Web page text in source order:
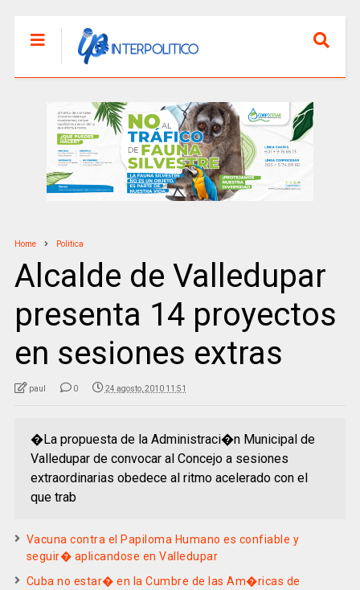
Home Politica
Alcalde de Valledupar
presenta 14 proyectos
en sesiones extras
paul 0 24 agosto, 2010 11:51
�La propuesta de la Administraci�n Municipal de
Valledupar de convocar al Concejo a sesiones
extraordinarias obedece al ritmo acelerado con el
que trab
Vacuna contra el Papiloma Humano es confiable y
seguir� aplicandose en Valledupar
Cuba no estar� en la Cumbre de las Am�ricas de